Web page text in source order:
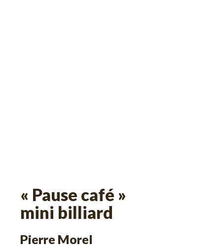
« Pause café »
mini billiard
Pierre Morel